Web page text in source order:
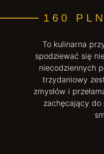
160
To kulinarna
spodziewać się
niecodziennych
trzydaniowy
zmysłów i
zachęcający